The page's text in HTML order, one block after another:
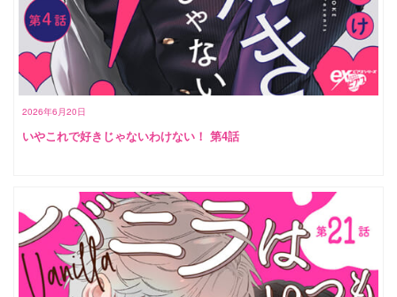
2026年6月20日
いやこれで好きじゃないわけない！ 第4話